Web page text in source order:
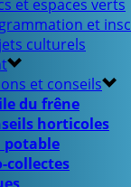
et espaces verts
et
culturels
et conseils
du frêne
horticoles
potable
collectes